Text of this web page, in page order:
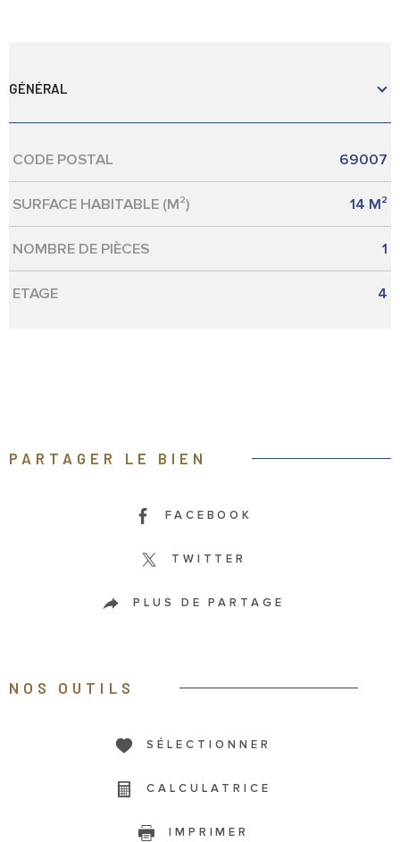
GÉNÉRAL
Caractérisque Valeurs
CODE POSTAL 69007
SURFACE HABITABLE (M²) 14 M²
NOMBRE DE PIÈCES 1
ETAGE 4
PARTAGER LE BIEN
FACEBOOK
TWITTER
PLUS DE PARTAGE
NOS OUTILS
SÉLECTIONNER
CALCULATRICE
IMPRIMER